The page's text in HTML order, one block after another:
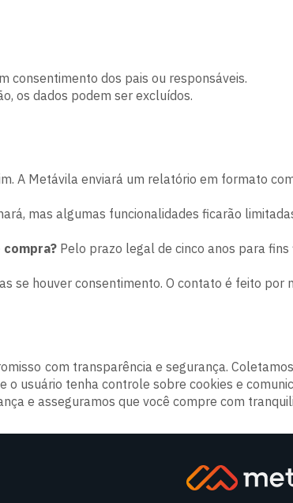
consentimento dos pais ou responsáveis.
os dados podem ser excluídos.
A Metávila enviará um relatório em formato
mas algumas funcionalidades ficarão
Pelo prazo legal de cinco anos para fins
se houver consentimento. O contato é feito por
com transparência e segurança.
usuário tenha controle sobre cookies e
e asseguramos que você compre com